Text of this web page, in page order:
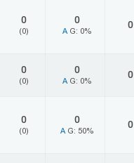
0
(0)
0
A G: 0%
0
0
(0)
0
A G: 0%
0
0
(0)
0
A G: 50%
0